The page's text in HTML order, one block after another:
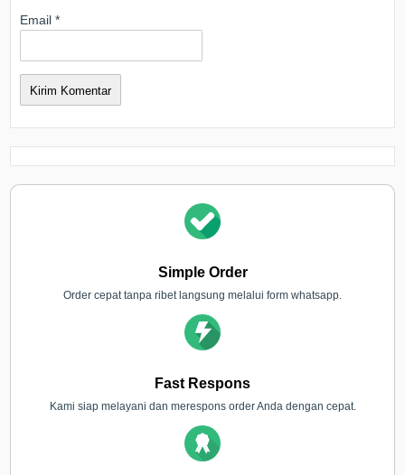
Email*
Simple Order
Order cepat tanpa ribet langsung melalui form whatsapp.
Fast Respons
Kami siap melayani dan merespons order Anda dengan cepat.